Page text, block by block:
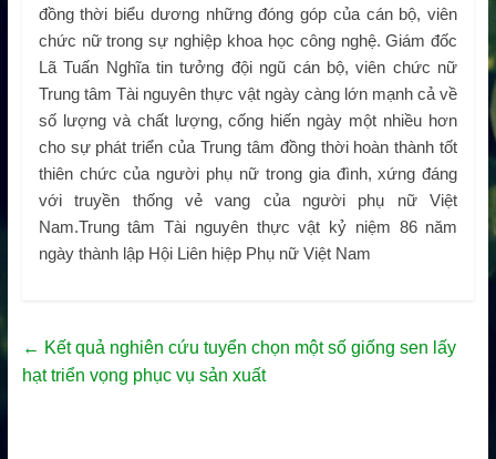
đồng thời biểu dương những đóng góp của cán bộ, viên
chức nữ trong sự nghiệp khoa học công nghệ. Giám đốc
Lã Tuấn Nghĩa tin tưởng đội ngũ cán bộ, viên chức nữ
Trung tâm Tài nguyên thực vật ngày càng lớn mạnh cả về
số lượng và chất lượng, cống hiến ngày một nhiều hơn
cho sự phát triển của Trung tâm đồng thời hoàn thành tốt
thiên chức của người phụ nữ trong gia đình, xứng đáng
với truyền thống vẻ vang của người phụ nữ Việt
Nam.Trung tâm Tài nguyên thực vật kỷ niệm 86 năm
ngày thành lập Hội Liên hiệp Phụ nữ Việt Nam
← Kết quả nghiên cứu tuyển chọn một số giống sen lấy
hạt triển vọng phục vụ sản xuất